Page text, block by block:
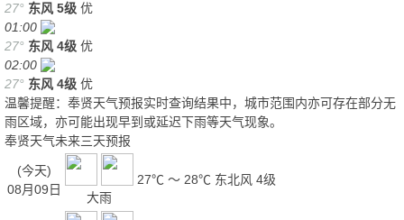
27° 东风 5级 优
01:00
27° 东风 4级 优
02:00
27° 东风 4级 优
温馨提醒：奉贤天气预报实时查询结果中，城市范围内亦可存在部分无
雨区域，亦可能出现早到或延迟下雨等天气现象。
奉贤天气未来三天预报
(今天)
08月09日
大雨
27℃ ～ 28℃ 东北风 4级